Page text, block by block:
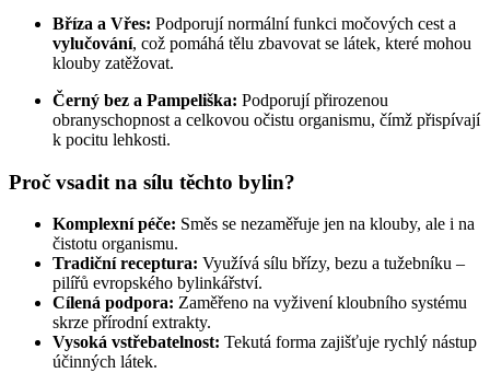
Bříza a Vřes: Podporují normální funkci močových cest a
vylučování, což pomáhá tělu zbavovat se látek, které mohou
klouby zatěžovat.
Černý bez a Pampeliška: Podporují přirozenou
obranyschopnost a celkovou očistu organismu, čímž přispívají
k pocitu lehkosti.
Proč vsadit na sílu těchto bylin?
Komplexní péče: Směs se nezaměřuje jen na klouby, ale i na
čistotu organismu.
Tradiční receptura: Využívá sílu břízy, bezu a tužebníku –
pilířů evropského bylinkářství.
Cílená podpora: Zaměřeno na vyživení kloubního systému
skrze přírodní extrakty.
Vysoká vstřebatelnost: Tekutá forma zajišťuje rychlý nástup
účinných látek.